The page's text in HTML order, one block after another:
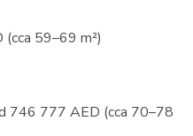
59–69 m²)
746 777 AED (cca 70–78